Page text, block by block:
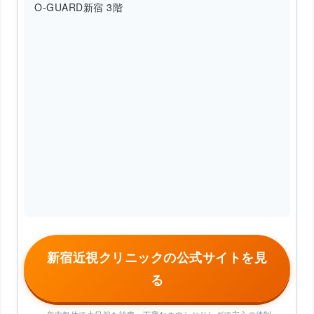
O-GUARD新宿 3階
新宿近視クリニックの公式サイトを見
る